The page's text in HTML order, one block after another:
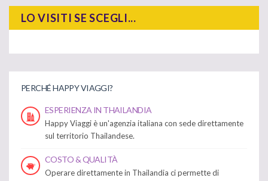
LO VISITI SE SCEGLI...
PERCHÉ HAPPY VIAGGI?
ESPERIENZA IN THAILANDIA
Happy Viaggi è un'agenzia italiana con sede direttamente
sul territorio Thailandese.
COSTO & QUALITÀ
Operare direttamente in Thailandia ci permette di